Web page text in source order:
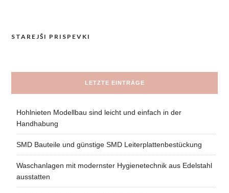
Navigacija
STAREJŠI PRISPEVKI
LETZTE EINTRÄGE
Hohlnieten Modellbau sind leicht und einfach in der
Handhabung
SMD Bauteile und günstige SMD Leiterplattenbestückung
Waschanlagen mit modernster Hygienetechnik aus Edelstahl
ausstatten